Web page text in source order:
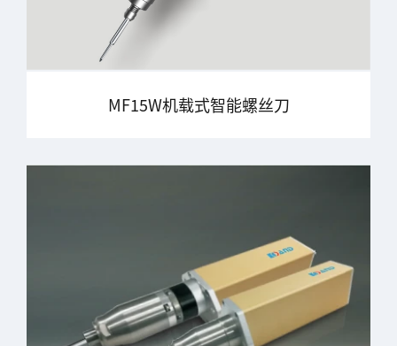
MF15W机载式智能螺丝刀